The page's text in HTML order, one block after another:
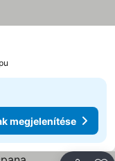
megjelenítése